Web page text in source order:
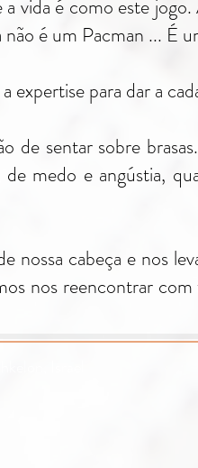
vida é como este
é um Pacman ... É
para dar a
de sentar sobre
medo e angústia,
nossa cabeça e nos
nos reencontrar